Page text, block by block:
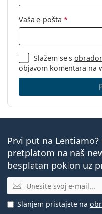
Vaša e-pošta *
Slažem se s
objavom komentara na
Prvi put na
pretplatom na naš
besplatan poklon uz
E-mail
Slanjem pristajete na